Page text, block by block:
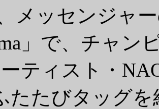
メッセンジャ
」で、チャン
ティスト・
たたびタッグを